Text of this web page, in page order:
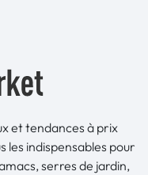
et tendances à prix
les indispensables pour
serres de jardin,